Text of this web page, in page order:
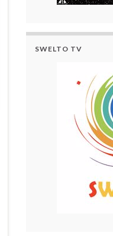
SWELTO TV